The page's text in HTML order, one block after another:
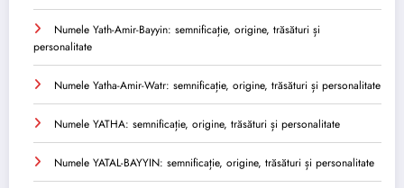
Numele Yath-Amir-Bayyin: semnificație, origine, trăsături și
personalitate
Numele Yatha-Amir-Watr: semnificație, origine, trăsături și personalitate
Numele YATHA: semnificație, origine, trăsături și personalitate
Numele YATAL-BAYYIN: semnificație, origine, trăsături și personalitate